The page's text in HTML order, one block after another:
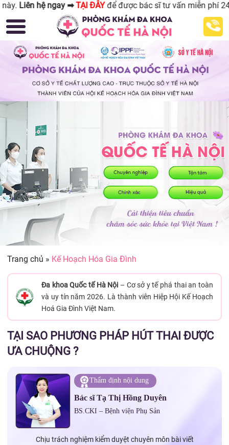
TẠI ĐÂY để được bác sĩ tư vấn miễn phí 24/24.
Trang chủ » Kế Hoạch Hóa Gia Đình
Đa khoa Quốc tế Hà Nội – Cơ sở y tế phá thai an toàn
và uy tín năm 2026. Là thành viên Hiệp Hội Kế Hoạch
Hoá Gia Đình Việt Nam.
TẠI SAO PHƯƠNG PHÁP HÚT THAI ĐƯỢC
ƯA CHUỘNG ?
Thẩm định nội dung
Bác sĩ Tạ Thị Hồng Duyên
BS.CKI – Bệnh viện Phụ Sản
Chịu trách nghiệm kiểm duyệt chuyên môn bài viết